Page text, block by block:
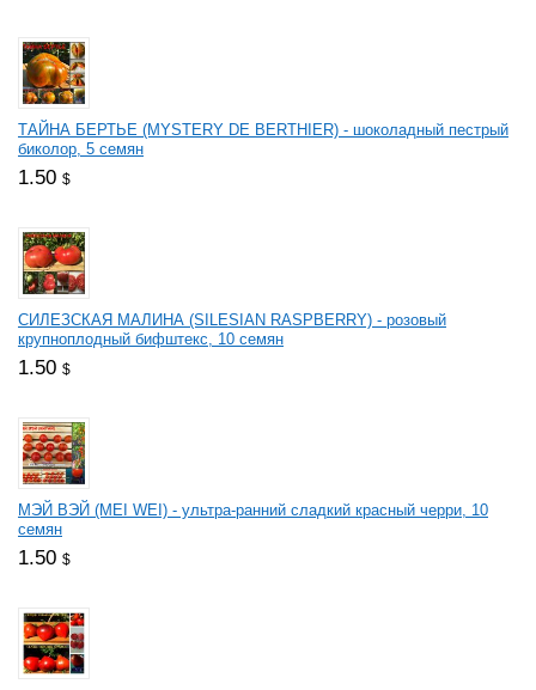
ТАЙНА БЕРТЬЕ (MYSTERY DE BERTHIER) - шоколадный пестрый
биколор, 5 семян
1.50 $
СИЛЕЗСКАЯ МАЛИНА (SILESIAN RASPBERRY) - розовый
крупноплодный бифштекс, 10 семян
1.50 $
МЭЙ ВЭЙ (MEI WEI) - ультра-ранний сладкий красный черри, 10
семян
1.50 $